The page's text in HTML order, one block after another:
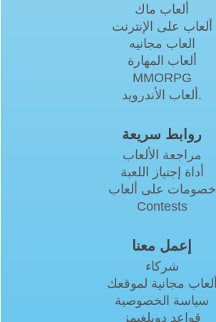
ألعاب ماك
ألعاب على الإنترنت
العاب مجانيه
ألعاب المهارة
MMORPG
ألعاب الأندرويد.
روابط سريعة
مراجعة الألعاب
أداة إجتياز اللعبة
خصومات على ألعاب
Contests
إعمل معنا
شركاء
ألعاب مجانية لموقعك
سياسة الخصوصية
قواعد دوبلغيمز